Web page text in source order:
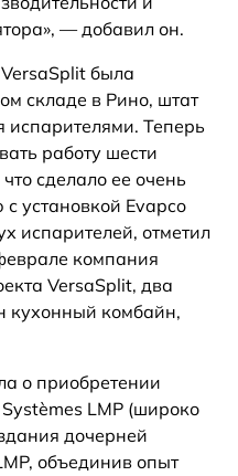
— добавил он.
была
складе в Рино, штат
испарителями. Теперь
работу шести
сделало ее очень
установкой Evapco
испарителей, отметил
компания
VersaSplit, два
кухонный комбайн,
о приобретении
LMP (широко
дочерней
объединив опыт